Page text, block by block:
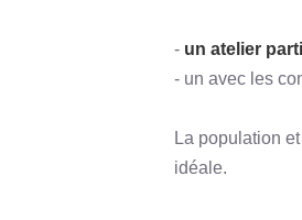
- un atelier
- un avec les
La population
idéale.